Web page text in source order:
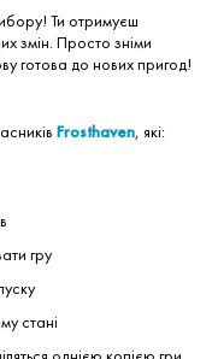
Ти отримуєш
змін. Просто зніми
готова до нових пригод!
Frosthaven, які:
гру
стані